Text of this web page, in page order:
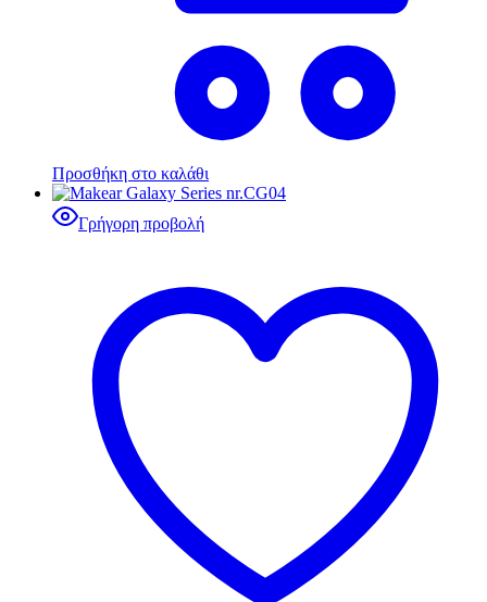
Προσθήκη στο καλάθι
Γρήγορη προβολή